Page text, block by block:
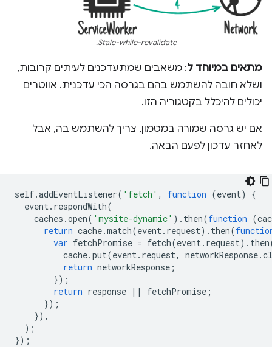
Stale-while-revalidate.
מתאים במיוחד ל: משאבים שמתעדכנים לעיתים קרובות,
ושלא חובה להשתמש בהם בגרסה הכי עדכנית. אווטרים
יכולים להיכלל בקטגוריה הזו.
אם יש גרסה שמורה במטמון, צריך להשתמש בה, אבל
לאחזר עדכון לפעם הבאה.
self.addEventListener( 'fetch' , function (event)
{
event. respondWith(
caches .open( 'mysite-dynamic' ). then(function (
return cache.match(event. request). then(
var fetchPromise = fetch(event. request). then
cache.put(event. request, networkResponse.
return networkResponse ;
});
return response || fetchPromise ;
});
}),
);
});